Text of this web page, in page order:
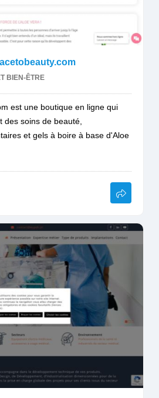
BIEN-ÊTRE
est une boutique en ligne qui
des soins de beauté,
et gels à boire à base d'Aloe